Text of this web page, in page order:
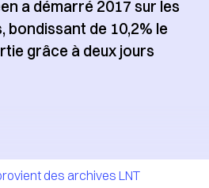
a démarré 2017 sur les
bondissant de 10,2% le
grâce à deux jours
des archives LNT